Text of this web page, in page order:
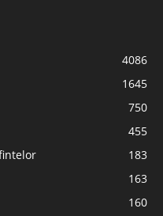
4086
1645
750
455
183
163
160